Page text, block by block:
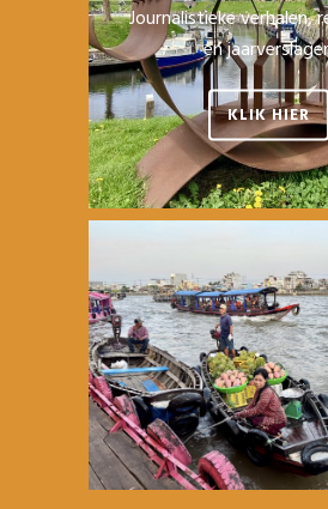
Journalistieke verhalen,
en
KLIK HIER